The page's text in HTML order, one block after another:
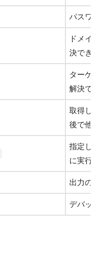
パスワー
ドメイン
決できな
ターゲッ
解決でき
取得した
後で他の
指定した
に実行しま
出力の各
デバッグ